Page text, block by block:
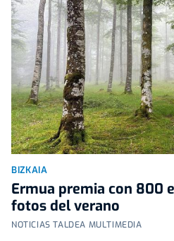
BIZKAIA
Ermua premia con 800
fotos del verano
NOTICIAS TALDEA MULTIMEDIA